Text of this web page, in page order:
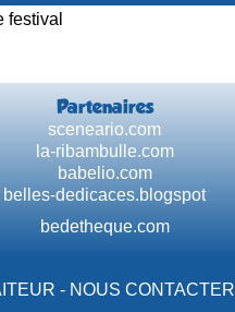
festival
Partenaires
sceneario.com
la-ribambulle.com
babelio.com
belles-dedicaces.blogspot
bedetheque.com
- NOUS CONTACTER